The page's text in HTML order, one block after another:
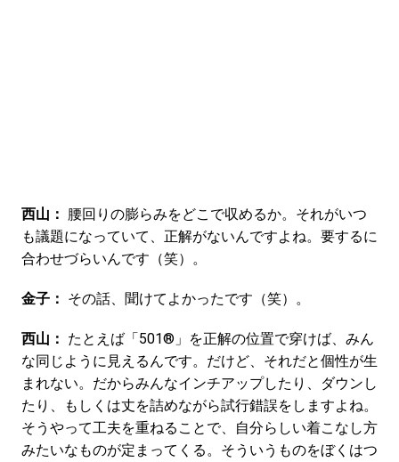
西山： 腰回りの膨らみをどこで収めるか。それがいつ
も議題になっていて、正解がないんですよね。要するに
合わせづらいんです（笑）。
金子： その話、聞けてよかったです（笑）。
西山： たとえば「501®」を正解の位置で穿けば、みん
な同じように見えるんです。だけど、それだと個性が生
まれない。だからみんなインチアップしたり、ダウンし
たり、もしくは丈を詰めながら試行錯誤をしますよね。
そうやって工夫を重ねることで、自分らしい着こなし方
みたいなものが定まってくる。そういうものをぼくはつ